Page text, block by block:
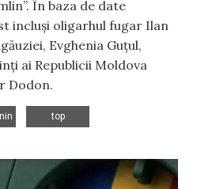
În baza de date
incluși oligarhul fugar Ilan
Evghenia Guțul,
ai Republicii Moldova
Dodon.
top